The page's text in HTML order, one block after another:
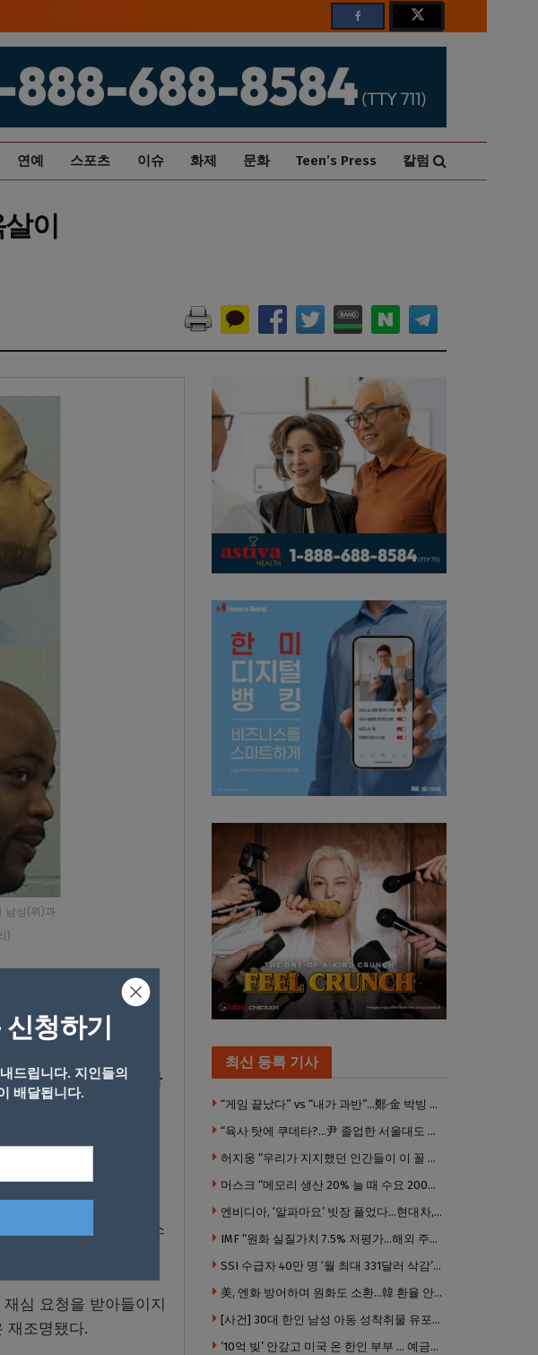
연예 스포츠 이슈 화제 문화 Teen’s Press 칼럼
이
남성(위)과
)
으로 석방됐다고 27
방됐다. 두가의 변호
는 중”이라며 “그가 자
난사해 살해한 혐의
른 범죄라 주장했다. 스
심 요청을 받아들이지
재조명됐다.
최신 등록 기사
“게임 끝났다” vs “내가 과반”…鄭·金 박빙 전대 서로 우위 주장
“육사 탓에 쿠데타?…尹 졸업한 서울대도 없애야 하나”
허지웅 “우리가 지지했던 인간들이 이 꼴 만들었다”
머스크 “메모리 생산 20% 늘 때 수요 200% 증가” … 반도체 매출 1조달러 눈 앞
엔비디아, ‘알파마요’ 빗장 풀었다…현대차, 자율주행 속도내나
IMF “원화 실질가치 7.5% 저평가…해외 주식투자 영향”
SSI 수급자 40만 명 ‘월 최대 331달러 삭감’ 위기…10만 명은 수급자격 상실
美, 엔화 방어하며 원화도 소환…韓 환율 안정 ‘우군’ 되나
[사건] 30대 한인 남성 아동 성착취물 유포 혐의로 체포
’10억 빚’ 안갚고 미국 온 한인 부부 … 예금보험공사, 미국서 소송
청하기
드립니다. 지인들의
배달됩니다.